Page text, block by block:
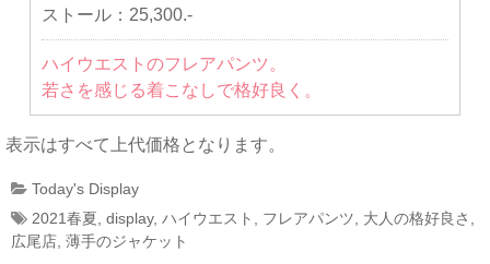
ストール： 25,300.-
ハイウエストのフレアパンツ。
若さを感じる着こなしで格好良く。
表示はすべて上代価格となります。
Today's Display
2021春夏, display, ハイウエスト , フレアパンツ, 大人の格好良さ ,
広尾店, 薄手のジャケット